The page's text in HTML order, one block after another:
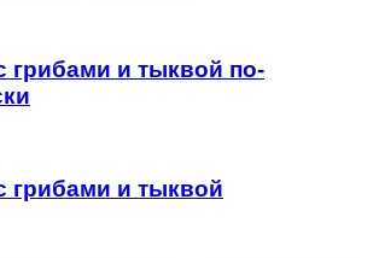
грибами и тыквой по-
грибами и тыквой